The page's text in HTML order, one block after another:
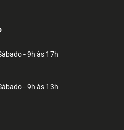
- 9h às 17h
- 9h às 13h